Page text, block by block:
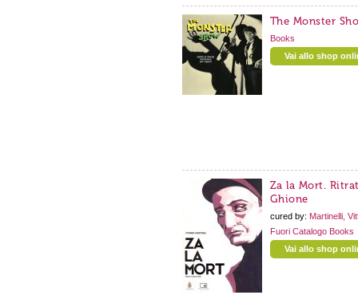
The Monster
Books
Vai allo shop
Za la Mort.
Ghione
cured by: Martinelli,
Fuori Catalogo Books
Vai allo shop